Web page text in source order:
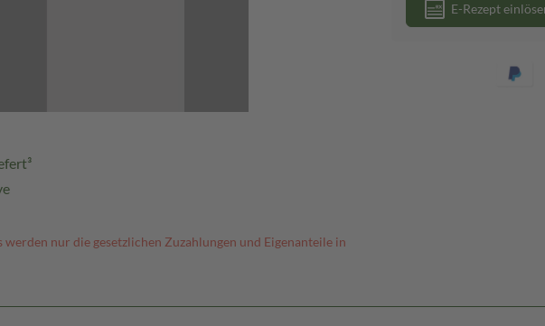
werden nur die gesetzlichen Zuzahlungen und Eigenanteile in
E-Rezept